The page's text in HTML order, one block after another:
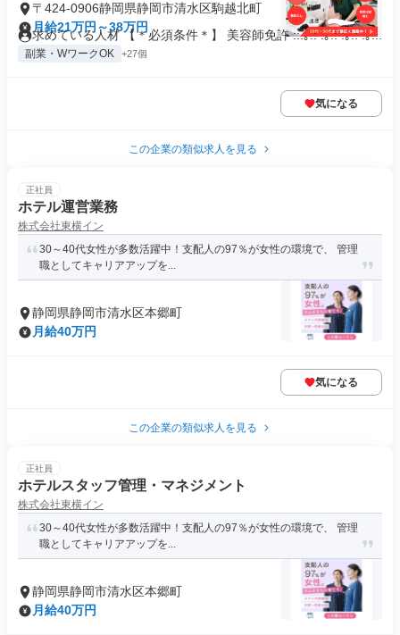
〒424-0906静岡県静岡市清水区駒越北町
月給21万円～38万円
求めている人材 【＊必須条件＊】 美容師免許 ::.｡.: .｡.: .｡.: .｡...
副業・WワークOK +27個
気になる
この企業の類似求人を見る
正社員
ホテル運営業務
株式会社東横イン
30～40代女性が多数活躍中！支配人の97％が女性の環境で、 管理
職としてキャリアアップを...
静岡県静岡市清水区本郷町
月給40万円
気になる
この企業の類似求人を見る
正社員
ホテルスタッフ管理・マネジメント
株式会社東横イン
30～40代女性が多数活躍中！支配人の97％が女性の環境で、 管理
職としてキャリアアップを...
静岡県静岡市清水区本郷町
月給40万円